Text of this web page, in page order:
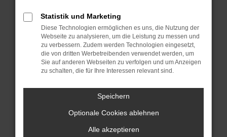
Betriebssystem auf dem neuesten Stand
sind.
Veraltete Software birgt nicht nur ein
Sicherheitsrisiko, sondern kann auch dazu
führen, dass bestimmte Funktionen nicht mehr
unterstützt werden.
Wende dich an den Webseitenbetreiber.
Wenn du alle oben genannten Schritte versucht
hast, kontaktiere uns bitte. Wir werden
versuchen, das Problem zu beheben. Du kannst
uns diesen Text schicken, um uns bei der
Statistik und Marketing
Diese Technologien ermöglichen es uns, die Nutzung der
Webseite zu analysieren, um die Leistung zu messen und
zu verbessern. Zudem werden Technologien eingesetzt,
die von dritten Werbetreibenden verwendet werden, um
Sie auf anderen Webseiten zu verfolgen und um Anzeigen
zu schalten, die für Ihre Interessen relevant sind.
Speichern
Optionale Cookies ablehnen
Alle akzeptieren